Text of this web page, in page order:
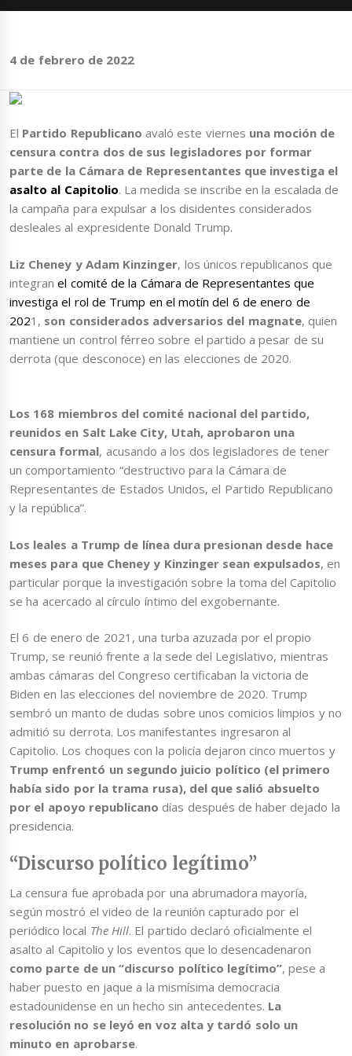
4 de febrero de 2022
El Partido Republicano avaló este viernes una moción de
censura contra dos de sus legisladores por formar
parte de la Cámara de Representantes que investiga el
asalto al Capitolio. La medida se inscribe en la escalada de
la campaña para expulsar a los disidentes considerados
desleales al expresidente Donald Trump.
Liz Cheney y Adam Kinzinger, los únicos republicanos que
integranel comité de la Cámara de Representantes que
investiga el rol de Trump en el motín del 6 de enero de
2021, son considerados adversarios del magnate, quien
mantiene un control férreo sobre el partido a pesar de su
derrota (que desconoce) en las elecciones de 2020.
Los 168 miembros del comité nacional del partido,
reunidos en Salt Lake City, Utah, aprobaron una
censura formal, acusando a los dos legisladores de tener
un comportamiento “destructivo para la Cámara de
Representantes de Estados Unidos, el Partido Republicano
y la república”.
Los leales a Trump de línea dura presionan desde hace
meses para que Cheney y Kinzinger sean expulsados, en
particular porque la investigación sobre la toma del Capitolio
se ha acercado al círculo íntimo del exgobernante.
El 6 de enero de 2021, una turba azuzada por el propio
Trump, se reunió frente a la sede del Legislativo, mientras
ambas cámaras del Congreso certificaban la victoria de
Biden en las elecciones del noviembre de 2020. Trump
sembró un manto de dudas sobre unos comicios limpios y no
admitió su derrota. Los manifestantes ingresaron al
Capitolio. Los choques con la policía dejaron cinco muertos y
Trump enfrentó un segundo juicio político (el primero
había sido por la trama rusa), del que salió absuelto
por el apoyo republicano días después de haber dejado la
presidencia.
“Discurso político legítimo”
La censura fue aprobada por una abrumadora mayoría,
según mostró el video de la reunión capturado por el
periódico local The Hill. El partido declaró oficialmente el
asalto al Capitolio y los eventos que lo desencadenaron
como parte de un “discurso político legítimo”, pese a
haber puesto en jaque a la mismísima democracia
estadounidense en un hecho sin antecedentes. La
resolución no se leyó en voz alta y tardó solo un
minuto en aprobarse.